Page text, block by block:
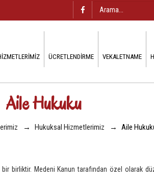
ÜCRETLENDIRME VEKALETNAME
Aile Hukuku
→ Hukuksal Hizmetlerimiz → Aile
birliktir. Medeni Kanun tarafından özel olarak